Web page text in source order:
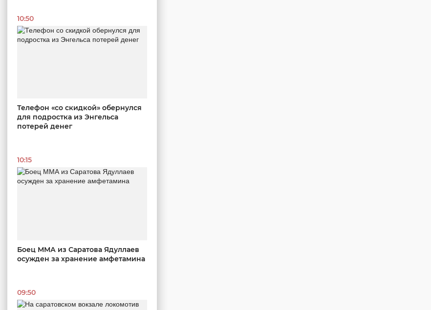
10:50
Телефон «со скидкой» обернулся
для подростка из Энгельса
потерей денег
10:15
Боец ММА из Саратова Ядуллаев
осужден за хранение амфетамина
09:50